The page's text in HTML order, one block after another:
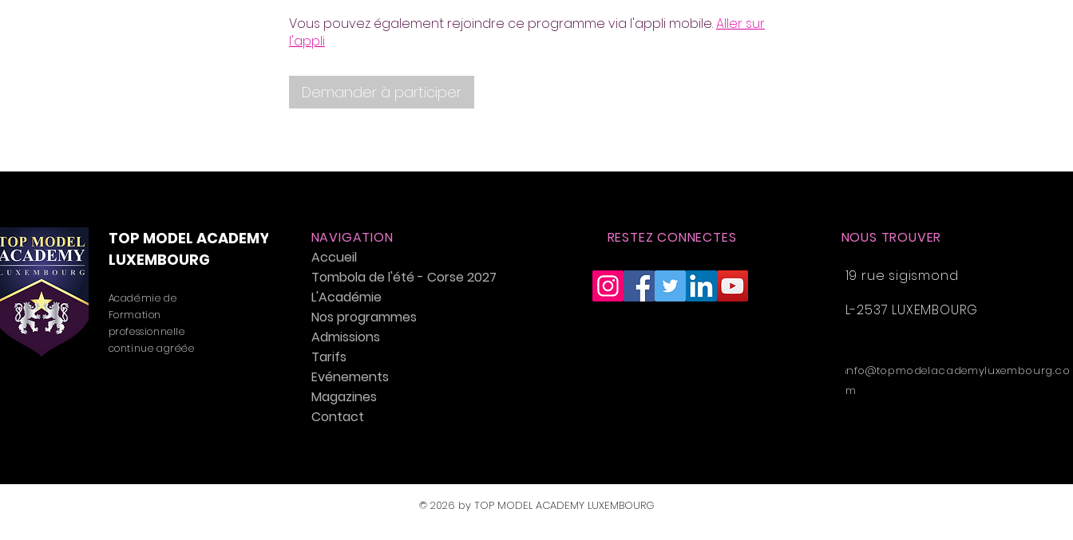
Vous pouvez également rejoindre ce programme via l'appli mobile.Aller sur
l'appli
Demander à participer
TOP MODEL ACADEMY
LUXEMBOURG
Académie de
Formation
professionnelle
continue agréée
NAVIGATION
Accueil
Tombola de l'été - Corse 2027
L'Académie
Nos programmes
Admissions
Tarifs
Evénements
Magazines
Contact
RESTEZ CONNECTES NOUS TROUVER
19 rue sigismond
L-2537 LUXEMBOURG
info@topmodelacademyluxembourg.co
m
© 2026 by TOP MODEL ACADEMY LUXEMBOURG